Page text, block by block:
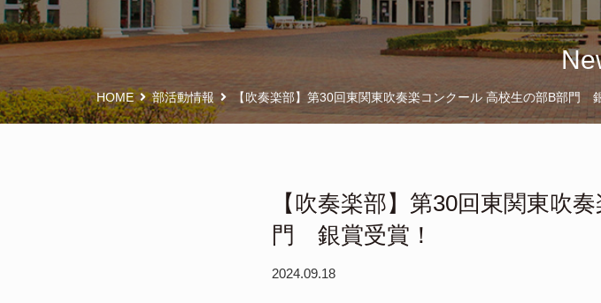
HOME 部活動情報 【吹奏楽部】第30回東関東吹奏楽コンクール 高校生の部B部門
【吹奏楽部】第30回東関東吹
門 銀賞受賞！
2024.09.18